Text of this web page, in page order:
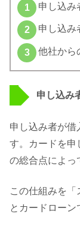
申し込み
申し込み
他社から
申し込み
申し込み者が借
す。カードを申
の総合点によっ
この仕組みを
とカードローン